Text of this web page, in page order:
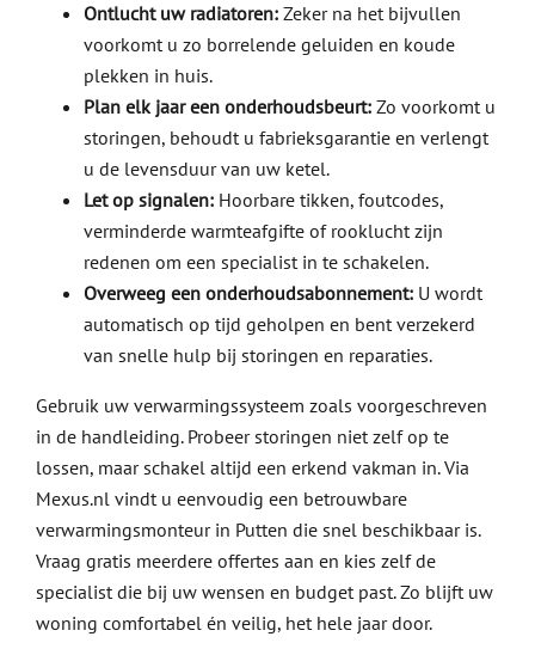
Ontlucht uw radiatoren:Zeker na het bijvullen
voorkomt u zo borrelende geluiden en koude
plekken in huis.
Plan elk jaar een onderhoudsbeurt:Zo voorkomt u
storingen, behoudt u fabrieksgarantie en verlengt
u de levensduur van uw ketel.
Let op signalen:Hoorbare tikken, foutcodes,
verminderde warmteafgifte of rooklucht zijn
redenen om een specialist in te schakelen.
Overweeg een onderhoudsabonnement:U wordt
automatisch op tijd geholpen en bent verzekerd
van snelle hulp bij storingen en reparaties.
Gebruik uw verwarmingssysteem zoals voorgeschreven
in de handleiding. Probeer storingen niet zelf op te
lossen, maar schakel altijd een erkend vakman in. Via
Mexus.nl vindt u eenvoudig een betrouwbare
verwarmingsmonteur in Putten die snel beschikbaar is.
Vraag gratis meerdere offertes aan en kies zelf de
specialist die bij uw wensen en budget past. Zo blijft uw
woning comfortabel én veilig, het hele jaar door.